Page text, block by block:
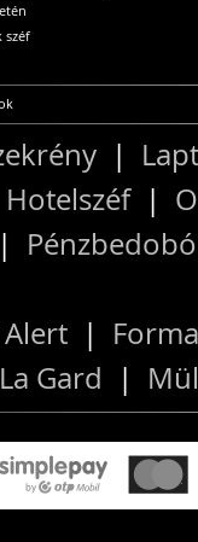
széf
|
Hotelszéf|
|
La Gard |